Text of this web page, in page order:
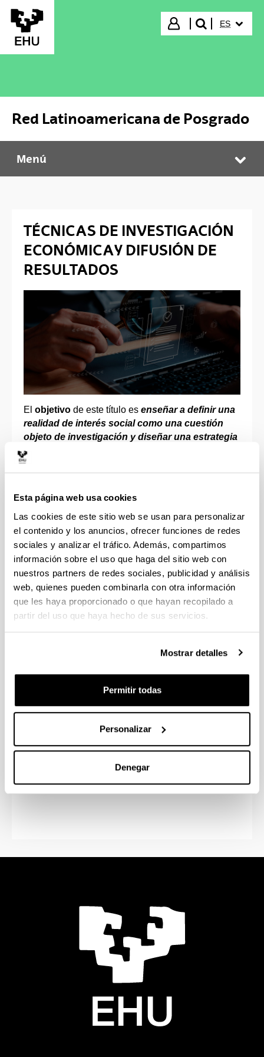
Esta página web usa cookies
Las cookies de este sitio web se usan para personalizar
el contenido y los anuncios, ofrecer funciones de redes
sociales y analizar el tráfico. Además, compartimos
información sobre el uso que haga del sitio web con
nuestros partners de redes sociales, publicidad y análisis
web, quienes pueden combinarla con otra información
que les haya proporcionado o que hayan recopilado a
partir del uso que haya hecho de sus servicios.
Mostrar detalles
Permitir todas
Personalizar
Denegar
Saltar al contenido principal
Iniciar sesión
buscar"
ES
Red Latinoamericana de Posgrado
Red Latinoamericana de Posgrado
Menú
TÉCNICAS DE INVESTIGACIÓN
ECONÓMICA Y DIFUSIÓN DE
RESULTADOS
El objetivo de este título es enseñar a definir una
realidad de interés social como una cuestión
objeto de investigación y diseñar una estrategia
metodológica para abordarlo
alumnado de un conjunto amplio y actualizado de
series temporales), que permiten a las personas
investigadoras de las ciencias sociales tanto
obtener hallazgos rigurosos en su investigación
como difundirlos en revistas indexadas
internacionalmente.
Para más información, entra en el enlace que se
indica a continuación:
Lugar de impartición:F.CC Económicas
Sociales Univ. Aut. Santo Domingo
Calendario:Octubre 2025 - Diciembre 2026